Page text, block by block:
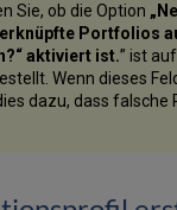
Sie, ob die Option
Portfolios
aktiviert ist.” ist
Wenn dieses
dazu, dass falsche